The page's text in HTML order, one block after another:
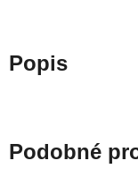
Popis
Podobné